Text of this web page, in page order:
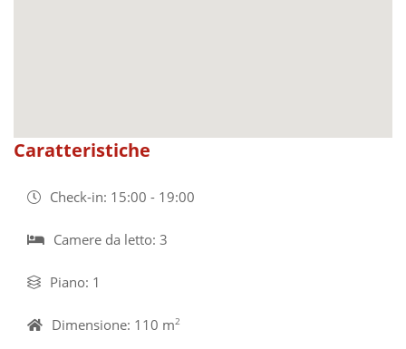
Caratteristiche
Check-in: 15:00 - 19:00
Camere da letto: 3
Piano: 1
Dimensione: 110 m2